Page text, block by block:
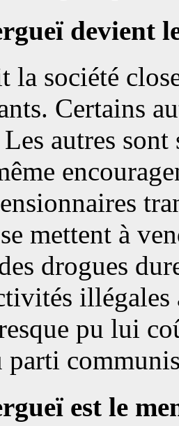
devient
la société
Certains
autres
mettent à
drogues
pu lui
parti
est le